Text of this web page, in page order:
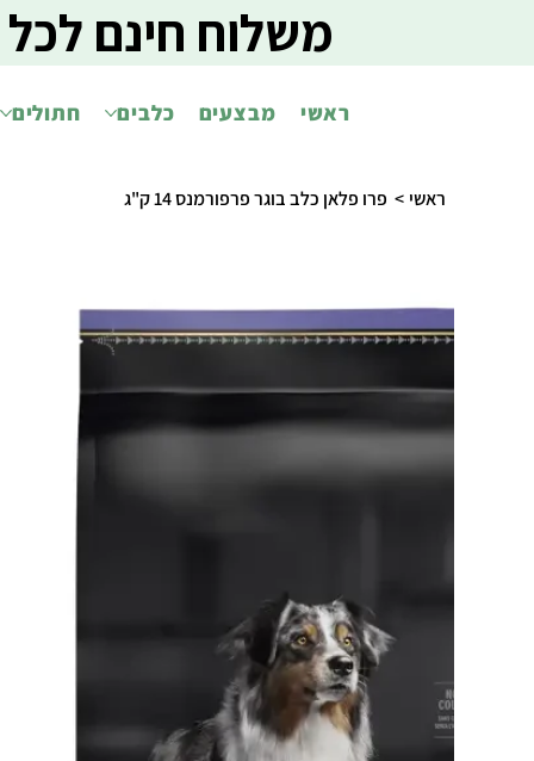
ראשי מבצעים כלבים חתולים
משלוח חינם
ראשי > פרו פלאן כלב בוגר פרפורמנס 14 ק"ג